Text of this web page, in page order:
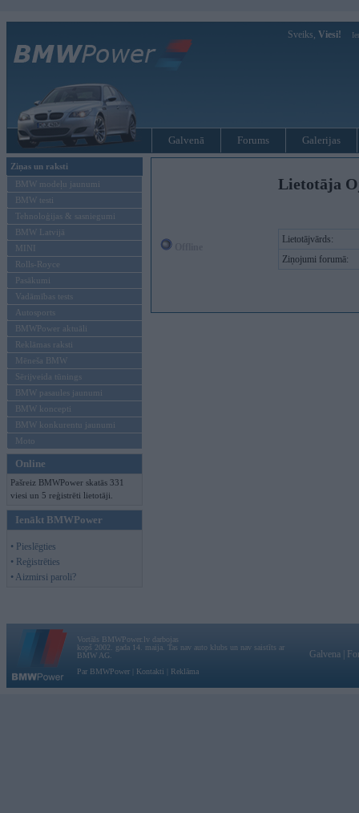
Sveiks, Viesi!
Galvenā Forums Galerijas
Ziņas un raksti
BMW modeļu jaunumi
BMW testi
Tehnoloģijas & sasniegumi
BMW Latvijā
MINI
Rolls-Royce
Pasākumi
Vadāmības tests
Autosports
BMWPower aktuāli
Reklāmas raksti
Mēneša BMW
Sērijveida tūnings
BMW pasaules jaunumi
BMW koncepti
BMW konkurentu jaunumi
Moto
Online
Pašreiz BMWPower skatās 331
viesi un 5 reģistrēti lietotāji.
Ienākt BMWPower
• Pieslēgties
• Reģistrēties
• Aizmirsi paroli?
Lietotāja
Lietotājvārds:
Ziņojumi forumā:
Vortāls BMWPower.lv darbojas
kopš 2002. gada 14. maija. Tas nav auto klubs un nav saistīts ar
BMW AG.
Par BMWPower
Kontakti Reklāma
Galvena